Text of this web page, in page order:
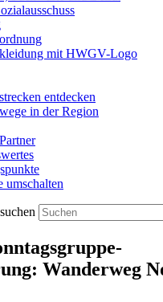
mit HWGV-Logo
entdecken
in der Region
umschalten
Wanderweg